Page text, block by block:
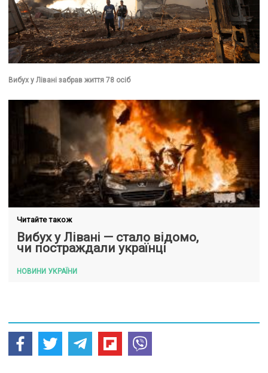
Вибух у Лівані забрав життя 78 осіб
Читайте також
Вибух у Лівані — стало відомо,
чи постраждали українці
НОВИНИ УКРАЇНИ